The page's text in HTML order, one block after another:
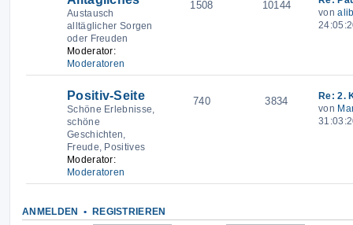
Austausch
alltäglicher Sorgen
oder Freuden
Moderator:
Moderatoren
1508 10144
von
Positiv-Seite
Schöne Erlebnisse,
schöne
Geschichten,
Freude, Positives
Moderator:
Moderatoren
740 3834
Re: 2.
von
ANMELDEN • REGISTRIEREN